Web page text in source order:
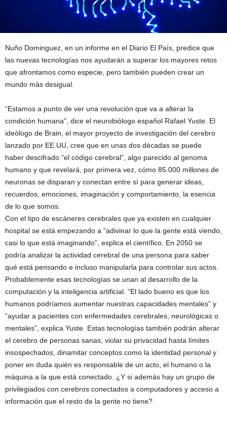
Nuño Dominguez, en un informe en el Diario El País, predice que
las nuevas tecnologías nos ayudarán a superar los mayores retos
que afrontamos como especie, pero también pueden crear un
mundo más desigual.
“Estamos a punto de ver una revolución que va a alterar la
condición humana”, dice el neurobiólogo español Rafael Yuste. El
ideólogo de Brain, el mayor proyecto de investigación del cerebro
lanzado por EE UU, cree que en unas dos décadas se puede
haber descifrado “el código cerebral”, algo parecido al genoma
humano y que revelará, por primera vez, cómo 85.000 millones de
neuronas se disparan y conectan entre sí para generar ideas,
recuerdos, emociones, imaginación y comportamiento, la esencia
de lo que somos.
Con el tipo de escáneres cerebrales que ya existen en cualquier
hospital se está empezando a “adivinar lo que la gente está viendo,
casi lo que está imaginando”, explica el científico. En 2050 se
podría analizar la actividad cerebral de una persona para saber
qué está pensando e incluso manipularla para controlar sus actos.
Probablemente esas tecnologías se unan al desarrollo de la
computación y la inteligencia artificial. “El lado bueno es que los
humanos podríamos aumentar nuestras capacidades mentales” y
“ayudar a pacientes con enfermedades cerebrales, neurológicas o
mentales”, explica Yuste. Estas tecnologías también podrán alterar
el cerebro de personas sanas, violar su privacidad hasta límites
insospechados, dinamitar conceptos como la identidad personal y
poner en duda quién es responsable de un acto, el humano o la
máquina a la que está conectado. ¿Y si además hay un grupo de
privilegiados con cerebros conectados a computadores y acceso a
información que el resto de la gente no tiene?